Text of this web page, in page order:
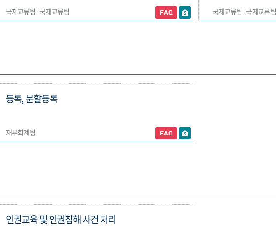
국제교류팀 ∙ 국제교류팀 국제교류팀 ∙ 국제교류팀
재무회계팀
등록, 분할등록
인권교육 및 인권침해 사건 처리